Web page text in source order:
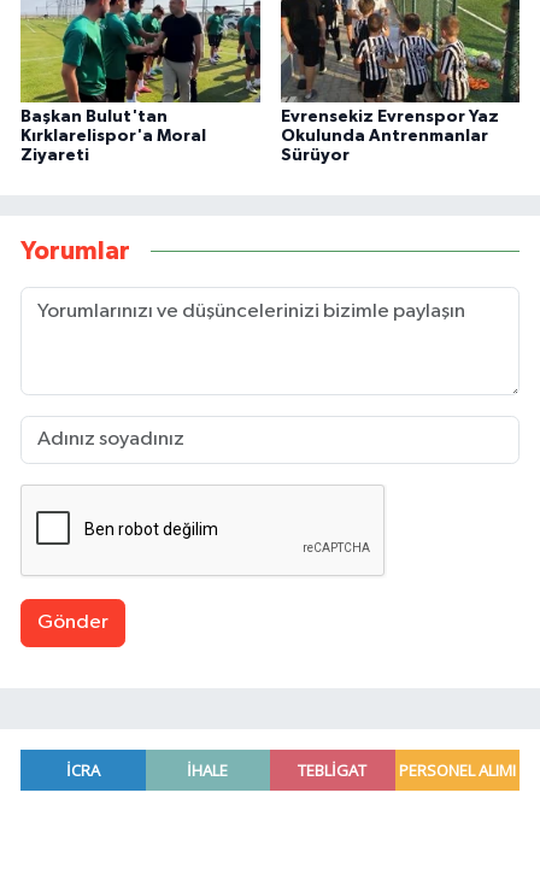
Başkan Bulut'tan
Kırklarelispor'a Moral
Ziyareti
Evrensekiz Evrenspor Yaz
Okulunda Antrenmanlar
Sürüyor
Yorumlar
Gönder